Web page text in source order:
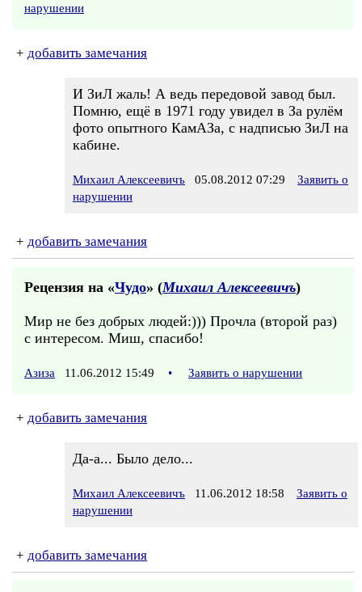
нарушении
+ добавить замечания
И ЗиЛ жаль! А ведь передовой завод был.
Помню, ещё в 1971 году увидел в За рулём
фото опытного КамАЗа, с надписью ЗиЛ на
кабине.
Михаил Алексеевичъ 05.08.2012 07:29
Заявить о
нарушении
+ добавить замечания
Рецензия на «Чудо» (Михаил Алексеевичъ)
Мир не без добрых людей:))) Прочла (второй раз)
с интересом. Миш, спасибо!
Азиза 11.06.2012 15:49 • Заявить о нарушении
+ добавить замечания
Да-а... Было дело...
Михаил Алексеевичъ 11.06.2012 18:58
Заявить о
нарушении
+ добавить замечания